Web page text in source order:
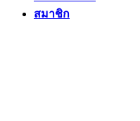
สมาชิก